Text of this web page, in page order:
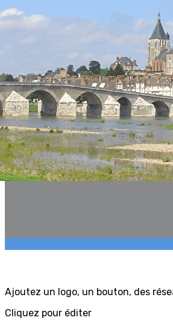
Exporter les lignes sélectionnées
Exporter toutes les colonnes
Exporter uniquement les
?>
Images de la page d'accueil
Cliquez pour éditer
Ajoutez un logo, un bouton, des
Cliquez pour éditer